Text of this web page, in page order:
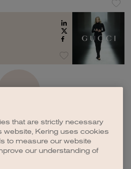
UNE ALERTE
that are strictly necessary
website, Kering uses cookies
to measure our website
our understanding of